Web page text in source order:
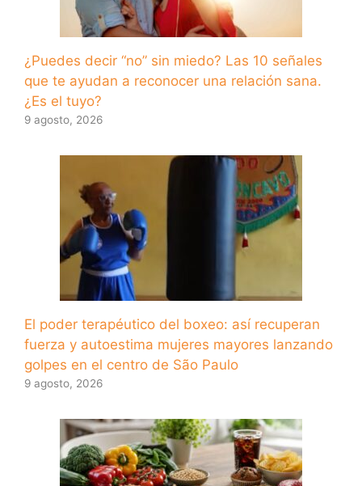
¿Puedes decir “no” sin miedo? Las 10 señales
que te ayudan a reconocer una relación sana.
¿Es el tuyo?
9 agosto, 2026
El poder terapéutico del boxeo: así recuperan
fuerza y ​​autoestima mujeres mayores lanzando
golpes en el centro de São Paulo
9 agosto, 2026